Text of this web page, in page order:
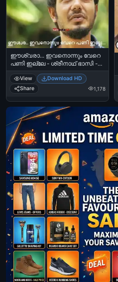
ഈശ്വരാ... ഇവനൊന്നും വേറെ
പണി ഇല്ലേ - ശ്രീനാഥ് ഭാസി -
Eeshwara Ivanonnum Vere Pani Ille
- Sreenath Bhasi
View
Download HD
Share
1,178